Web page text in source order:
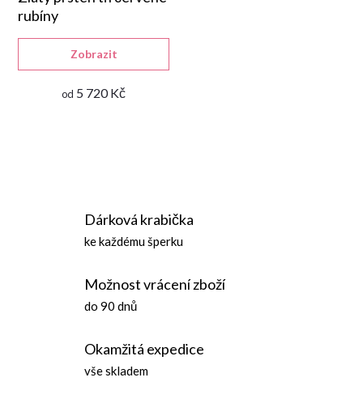
rubíny
od 5 720 Kč
Zobrazit
Dárková krabička
ke každému šperku
Možnost vrácení zboží
do 90 dnů
Okamžitá expedice
vše skladem